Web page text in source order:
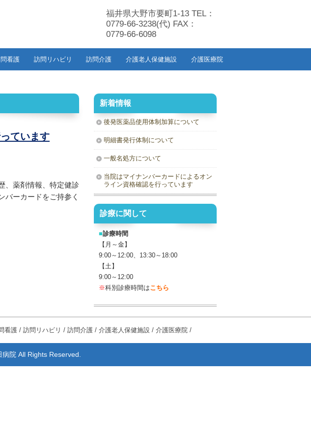
福井県大野市要町1-13 TEL：
0779-66-3238(代) FAX：
0779-66-6098
看護 訪問リハビリ 訪問介護 介護老人保健施設 介護医療院
ています
、薬剤情報、特定健診
バーカードをご持参く
新着情報
後発医薬品使用体制加算について
明細書発行体制について
一般名処方について
当院はマイナンバーカードによるオン
ライン資格確認を行っています
診療に関して
■診療時間
【月～金】
9:00～12:00、13:30～18:00
【土】
9:00～12:00
※科別診療時間はこちら
看護/ 訪問リハビリ / 訪問介護/ 介護老人保健施設/ 介護医療院/
院 All Rights Reserved.